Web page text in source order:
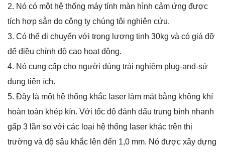
2. Nó có một hệ thống máy tính màn hình cảm ứng được
tích hợp sẵn do công ty chúng tôi nghiên cứu.
3. Có thể di chuyển với trọng lượng tịnh 30kg và có giá đỡ
để điều chỉnh độ cao hoạt động.
4. Nó cung cấp cho người dùng trải nghiệm plug-and-sử
dụng tiện ích.
5. Đây là một hệ thống khắc laser làm mát bằng không khí
hoàn toàn khép kín. Với tốc độ đánh dấu trung bình nhanh
gấp 3 lần so với các loại hệ thống laser khác trên thị
trường và độ sâu khắc lên đến 1,0 mm. Nó được xây dựng